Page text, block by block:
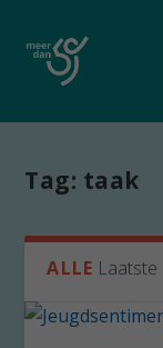
Tag: taak
ALLE Laatste